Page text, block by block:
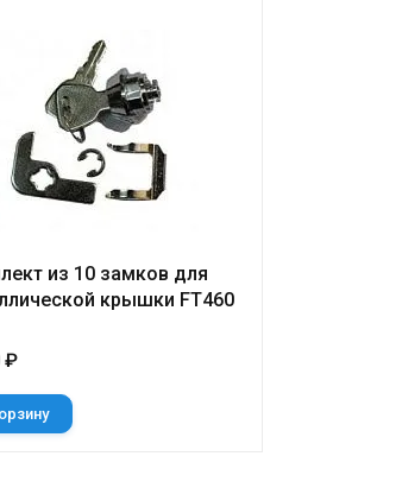
из 10 замков для
крышки FT460
₽